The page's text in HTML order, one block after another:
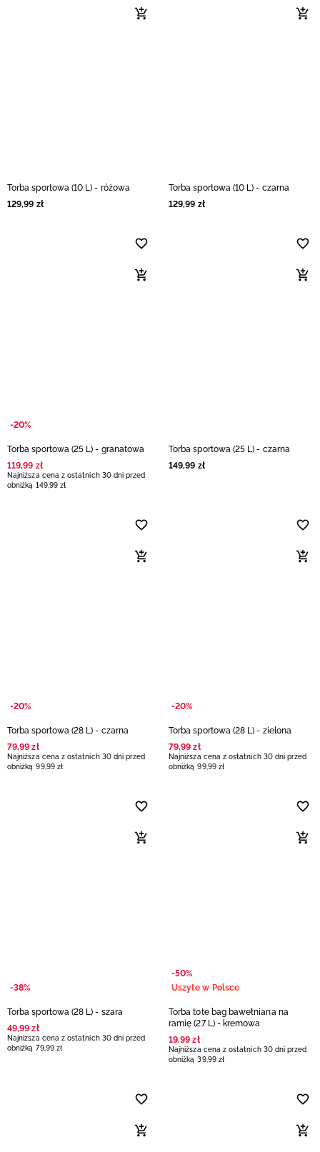
Torba sportowa (10 L) - różowa
129,99 zł
Torba sportowa (10 L) - czarna
129,99 zł
-20%
Torba sportowa (25 L) - granatowa
119,99 zł
Najniższa cena z ostatnich 30 dni przed
obniżką 149,99 zł
Torba sportowa (25 L) - czarna
149,99 zł
-20%
Torba sportowa (28 L) - czarna
79,99 zł
Najniższa cena z ostatnich 30 dni przed
obniżką 99,99 zł
-20%
Torba sportowa (28 L) - zielona
79,99 zł
Najniższa cena z ostatnich 30 dni przed
obniżką 99,99 zł
-38%
Torba sportowa (28 L) - szara
49,99 zł
Najniższa cena z ostatnich 30 dni przed
obniżką 79,99 zł
-50%
Uszyte w Polsce
Torba tote bag bawełniana na
ramię (27 L) - kremowa
19,99 zł
Najniższa cena z ostatnich 30 dni przed
obniżką 39,99 zł